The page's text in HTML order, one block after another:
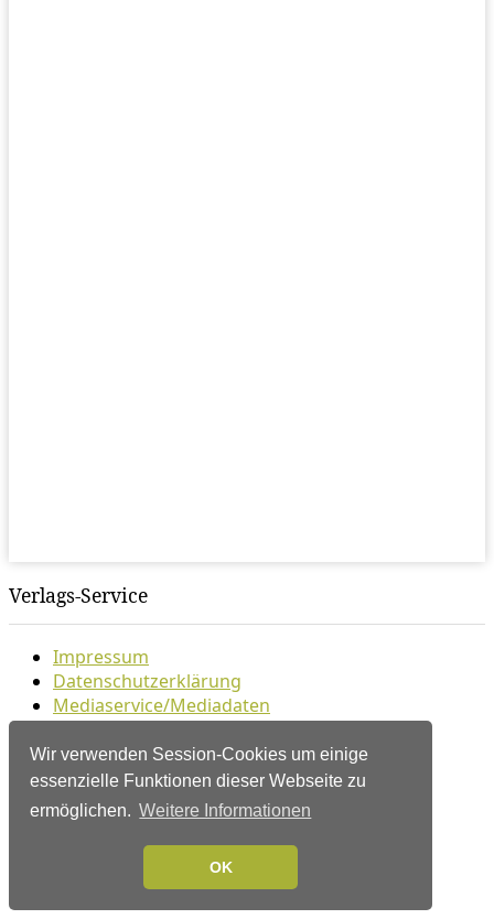
Wir verwenden Session-Cookies um einige
essenzielle Funktionen dieser Webseite zu
ermöglichen. Weitere Informationen
OK
Verlags-Service
Impressum
Datenschutzerklärung
Mediaservice/Mediadaten
Leserservice/Abonnements
Mediaservice-Login
Ihr ePaper-Abonnement
Folgen Sie uns